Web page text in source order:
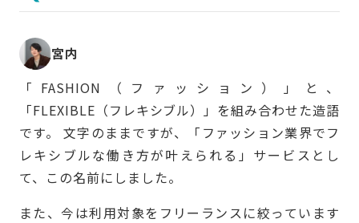
宮内
「FASHION（ファッション）」と、
「FLEXIBLE（フレキシブル）」を組み合わせた造語
です。 文字のままですが、「ファッション業界でフ
レキシブルな働き方が叶えられる」サービスとし
て、この名前にしました。
また、今は利用対象をフリーランスに絞っています